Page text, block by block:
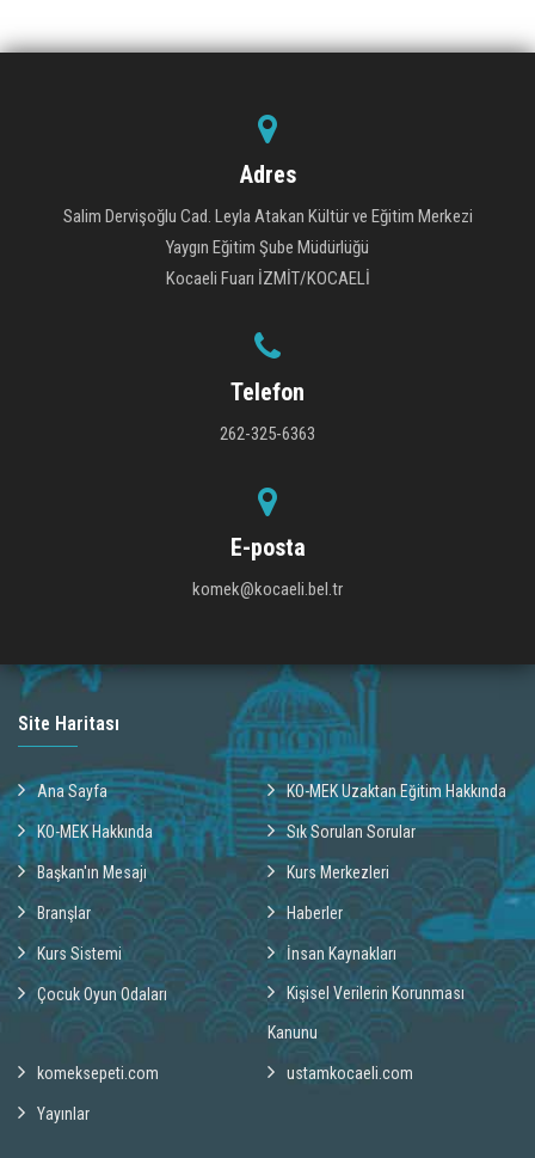
Adres
Salim Dervişoğlu Cad. Leyla Atakan Kültür ve Eğitim Merkezi
Yaygın Eğitim Şube Müdürlüğü
Kocaeli Fuarı İZMİT/KOCAELİ
Telefon
262-325-6363
E-posta
komek@kocaeli.bel.tr
Site Haritası
Ana Sayfa KO-MEK Uzaktan Eğitim Hakkında
KO-MEK Hakkında Sık Sorulan Sorular
Başkan'ın Mesajı Kurs Merkezleri
Branşlar Haberler
Kurs Sistemi İnsan Kaynakları
Çocuk Oyun Odaları Kişisel Verilerin Korunması
Kanunu
komeksepeti.com ustamkocaeli.com
Yayınlar